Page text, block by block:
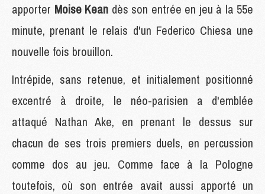
apporter Moise Kean dès son entrée en jeu à la 55e
minute, prenant le relais d'un Federico Chiesa une
nouvelle fois brouillon.
Intrépide, sans retenue, et initialement positionné
excentré à droite, le néo-parisien a d'emblée
attaqué Nathan Ake, en prenant le dessus sur
chacun de ses trois premiers duels, en percussion
comme dos au jeu. Comme face à la Pologne
toutefois, où son entrée avait aussi apporté un